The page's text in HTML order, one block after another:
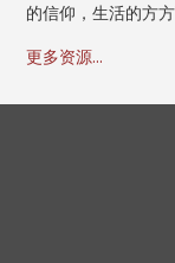
的信仰，生活的方
更多资源...